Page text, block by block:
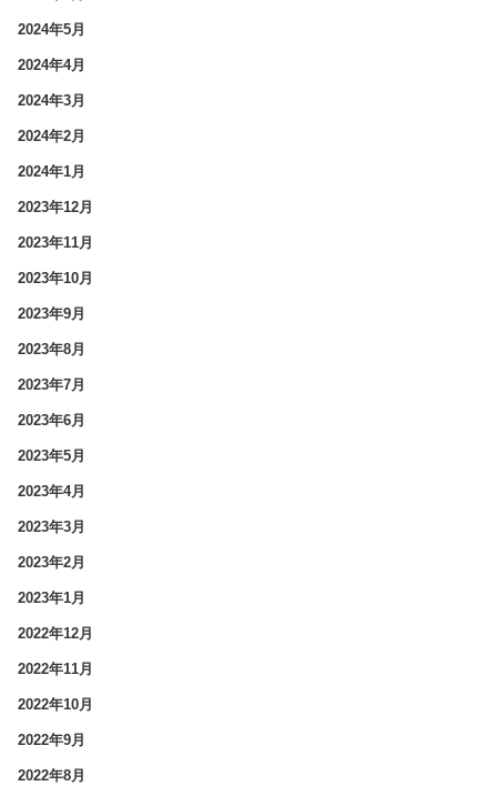
2024年5月
2024年4月
2024年3月
2024年2月
2024年1月
2023年12月
2023年11月
2023年10月
2023年9月
2023年8月
2023年7月
2023年6月
2023年5月
2023年4月
2023年3月
2023年2月
2023年1月
2022年12月
2022年11月
2022年10月
2022年9月
2022年8月